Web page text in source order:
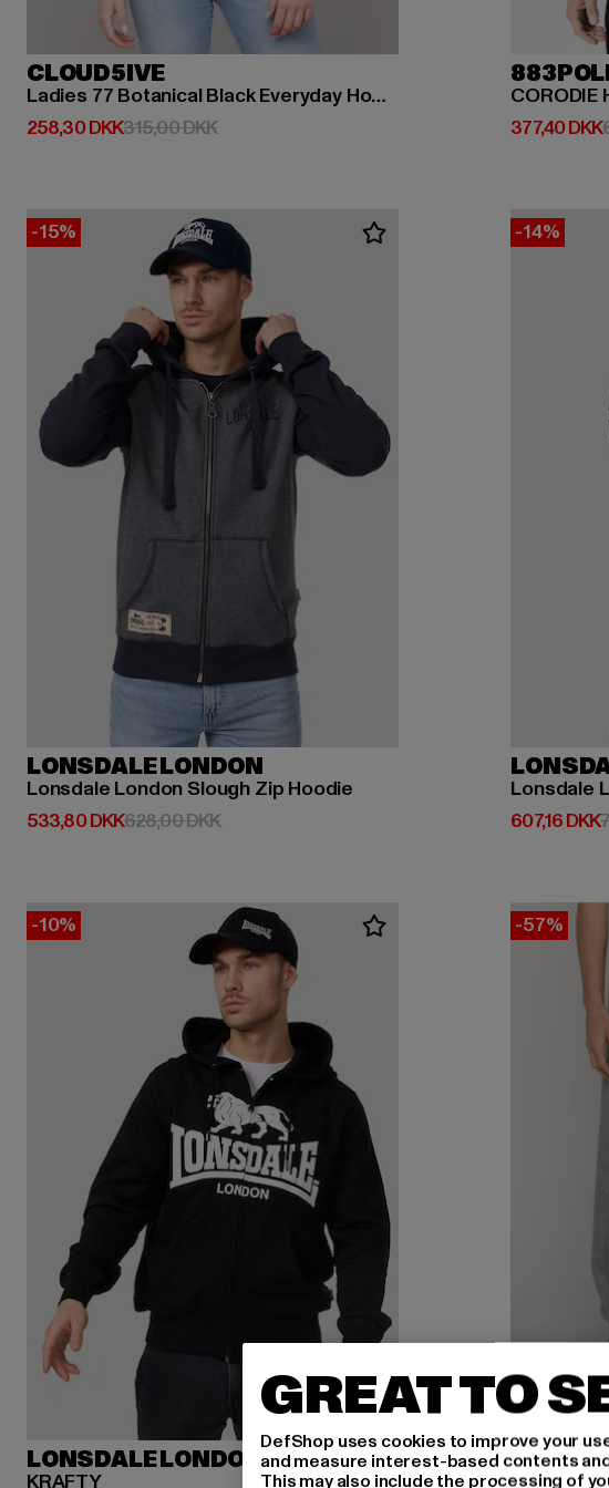
CLOUD5IVE
Ladies 77 Botanical Black Everyday Hoodie
258,30 DKK
Nuværende pris: 258,30 DKK
315,00 DKKKampagnepris: 315,00 DKK
CORODIE
377,40 DKK
Nuværende
-15%
LONSDALE LONDON
Lonsdale London Slough Zip Hoodie
533,80 DKK
Nuværende pris: 533,80 DKK
628,00 DKKKampagnepris: 628,00 DKK
-14%
Lonsdale
607,16 DKK
Nuværende
-10%
LONSDALE LONDON
KRAFTY
-57%
PUMA
BMW
GREAT TO
DefShop uses cookies to improve your
and measure interest-based contents
This may also include the processing of